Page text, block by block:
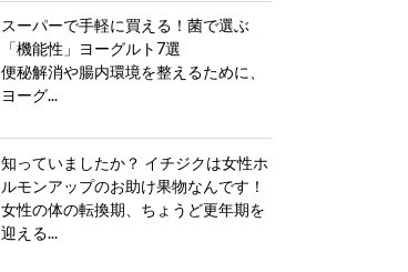
スーパーで手軽に買える！菌で選ぶ
「機能性」ヨーグルト7選
便秘解消や腸内環境を整えるために、
ヨーグ...
知っていましたか？ イチジクは女性ホ
ルモンアップのお助け果物なんです！
女性の体の転換期、ちょうど更年期を
迎える...